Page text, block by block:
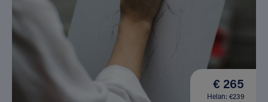
€ 265
Helan: €239